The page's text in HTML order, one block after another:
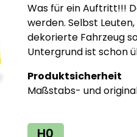
Was für ein Auftritt!!!
werden. Selbst
dekorierte Fahrzeug
Untergrund ist schon
Produktsicherheit
Maßstabs- und
H0